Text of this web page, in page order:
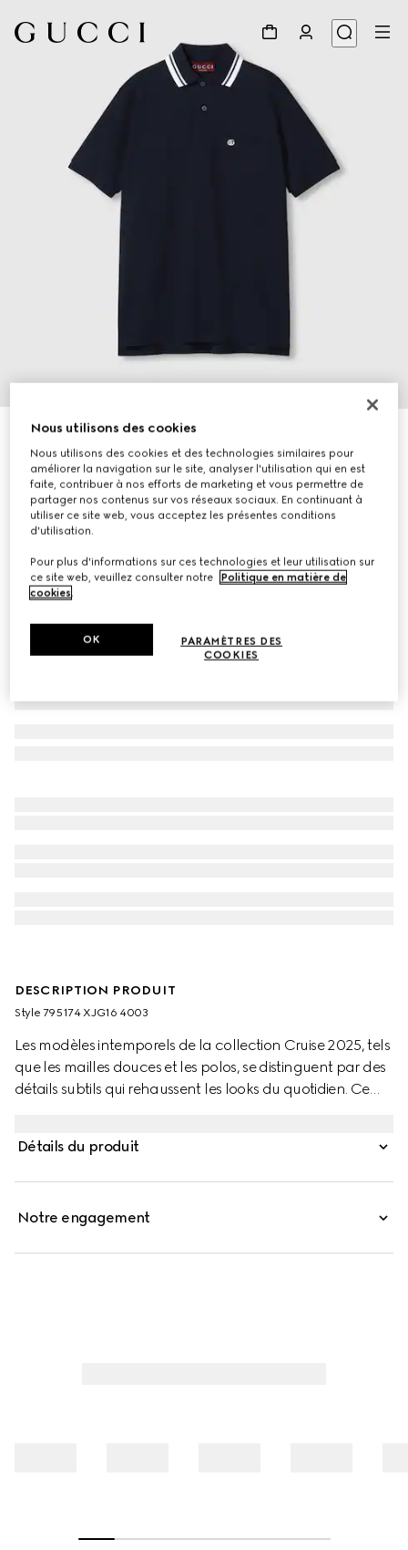
Polo en coton stretch brodé
CA$1,100
Déclinaisons navy
DESCRIPTION PRODUIT
Style ‎795174 XJG16 4003
Les modèles intemporels de la collection Cruise 2025, tels
que les mailles douces et les polos, se distinguent par des
détails subtils qui rehaussent les looks du quotidien. Ce
Détails du produit
Notre engagement
Nous utilisons des cookies
Nous utilisons des cookies et des technologies similaires pour
améliorer la navigation sur le site, analyser l'utilisation qui en est
faite, contribuer à nos efforts de marketing et vous permettre de
partager nos contenus sur vos réseaux sociaux. En continuant à
utiliser ce site web, vous acceptez les présentes conditions
d'utilisation.
Pour plus d'informations sur ces technologies et leur utilisation sur
ce site web, veuillez consulter notre
Politique en matière de
cookies.
PARAMÈTRES DES
COOKIES
OK